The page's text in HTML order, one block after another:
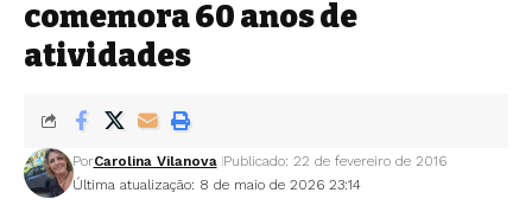
comemora 60 anos de
atividades
Última atualização: 8 de maio de 2026 23:14
PorCarolina Vilanova Publicado: 22 de fevereiro de 2016